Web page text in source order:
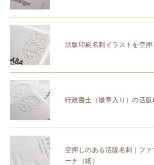
活版印刷名刺イラストを空押
行政書士（徽章入り）の活版
空押しのある活版名刺｜フ
ーナ（紙）